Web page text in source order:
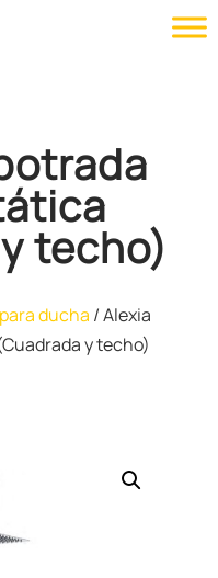
techo)
ducha / Alexia
y techo)